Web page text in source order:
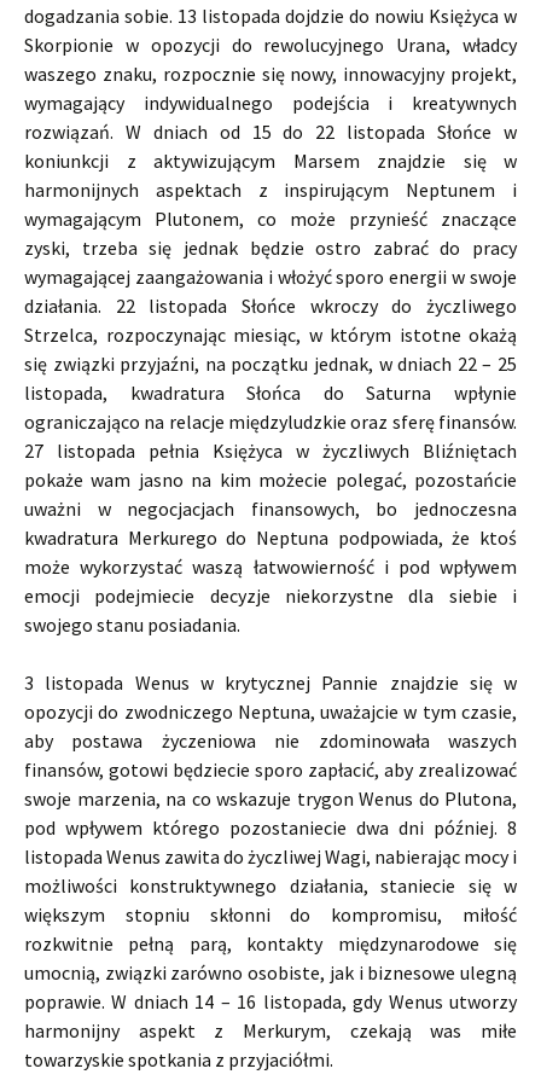
dogadzania sobie. 13 listopada dojdzie do nowiu Księżyca w
Skorpionie w opozycji do rewolucyjnego Urana, władcy
waszego znaku, rozpocznie się nowy, innowacyjny projekt,
wymagający indywidualnego podejścia i kreatywnych
rozwiązań. W dniach od 15 do 22 listopada Słońce w
koniunkcji z aktywizującym Marsem znajdzie się w
harmonijnych aspektach z inspirującym Neptunem i
wymagającym Plutonem, co może przynieść znaczące
zyski, trzeba się jednak będzie ostro zabrać do pracy
wymagającej zaangażowania i włożyć sporo energii w swoje
działania. 22 listopada Słońce wkroczy do życzliwego
Strzelca, rozpoczynając miesiąc, w którym istotne okażą
się związki przyjaźni, na początku jednak, w dniach 22 – 25
listopada, kwadratura Słońca do Saturna wpłynie
ograniczająco na relacje międzyludzkie oraz sferę finansów.
27 listopada pełnia Księżyca w życzliwych Bliźniętach
pokaże wam jasno na kim możecie polegać, pozostańcie
uważni w negocjacjach finansowych, bo jednoczesna
kwadratura Merkurego do Neptuna podpowiada, że ktoś
może wykorzystać waszą łatwowierność i pod wpływem
emocji podejmiecie decyzje niekorzystne dla siebie i
swojego stanu posiadania.
3 listopada Wenus w krytycznej Pannie znajdzie się w
opozycji do zwodniczego Neptuna, uważajcie w tym czasie,
aby postawa życzeniowa nie zdominowała waszych
finansów, gotowi będziecie sporo zapłacić, aby zrealizować
swoje marzenia, na co wskazuje trygon Wenus do Plutona,
pod wpływem którego pozostaniecie dwa dni później. 8
listopada Wenus zawita do życzliwej Wagi, nabierając mocy i
możliwości konstruktywnego działania, staniecie się w
większym stopniu skłonni do kompromisu, miłość
rozkwitnie pełną parą, kontakty międzynarodowe się
umocnią, związki zarówno osobiste, jak i biznesowe ulegną
poprawie. W dniach 14 – 16 listopada, gdy Wenus utworzy
harmonijny aspekt z Merkurym, czekają was miłe
towarzyskie spotkania z przyjaciółmi.